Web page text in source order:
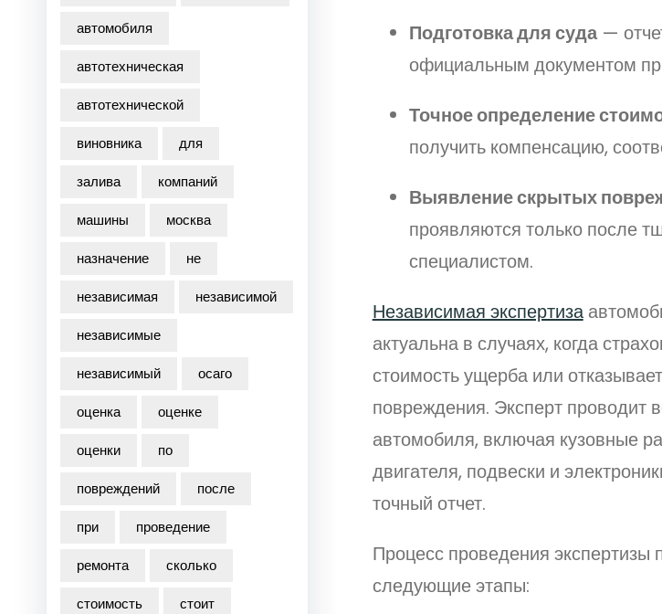
автомобиля
автотехническая
автотехнической
виновника
для
залива
компаний
машины
москва
назначение
не
независимая
независимой
независимые
независимый
осаго
оценка
оценке
оценки
по
повреждений
после
при
проведение
ремонта
сколько
стоимость
стоит
Подготовка для суда—
официальным документом
Точное определение
получить компенсацию,
Выявление скрытых
проявляются только после
специалистом.
Независимая экспертиза
актуальна в случаях, когда
стоимость ущерба или
повреждения. Эксперт проводит
автомобиля, включая кузовные
двигателя, подвески и
точный отчет.
Процесс проведения
следующие этапы: